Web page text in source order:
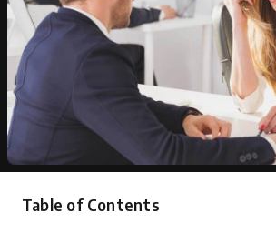
Table of Contents